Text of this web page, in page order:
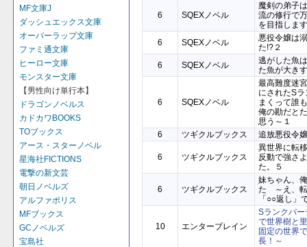
MF文庫J
ダッシュエックス文庫
オーバーラップ文庫
ファミ通文庫
ヒーロー文庫
モンスター文庫
【男性向け単行本】
ドラゴンノベルス
カドカワBOOKS
TOブックス
アース・スターノベル
星海社FICTIONS
電撃の新文芸
朝日ノベルズ
アルファポリス
MFブックス
GCノベルズ
宝島社
6 SQEXノベル
魔剣の弟子
流の修行で
を目指しま
6
SQEXノベル
悪役令嬢は
た!?２
6
SQEXノベル
逃がした魚
た魚が大き
6 SQEXノベル
最高難度迷
にされたS
まくって誰
俺の勘だと
思う～１
6
ツギクルブックス 追放悪役令
6 ツギクルブックス
異世界に転
反動で強さ
た。５
6 ツギクルブックス
妹ちゃん、
た ～え、転
「○○返し」
10 エンターブレイン
Sランクパ
で世界樹と
固定の世界
長！～